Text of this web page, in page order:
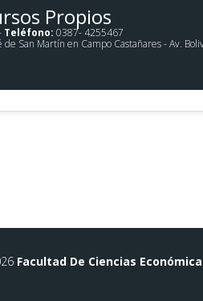
Propios
Teléfono: 0387- 4255467
San Martín en Campo Castañares - Av.
Facultad De Ciencias